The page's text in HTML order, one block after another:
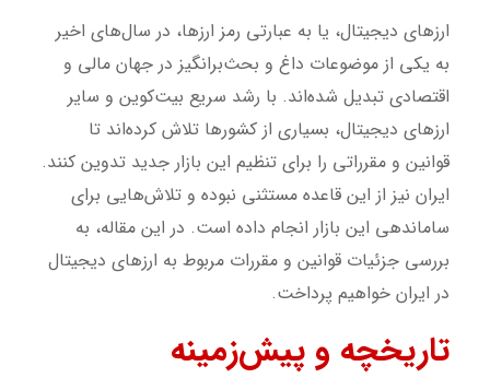
ارزهای دیجیتال، یا به عبارتی رمز ارزها، در سال‌های اخیر
به یکی از موضوعات داغ و بحث‌برانگیز در جهان مالی و
اقتصادی تبدیل شده‌اند. با رشد سریع بیت‌کوین و سایر
ارزهای دیجیتال، بسیاری از کشورها تلاش کرده‌اند تا
قوانین و مقرراتی را برای تنظیم این بازار جدید تدوین کنند.
ایران نیز از این قاعده مستثنی نبوده و تلاش‌هایی برای
ساماندهی این بازار انجام داده است. در این مقاله، به
بررسی جزئیات قوانین و مقررات مربوط به ارزهای دیجیتال
در ایران خواهیم پرداخت.
تاریخچه و پیش‌زمینه